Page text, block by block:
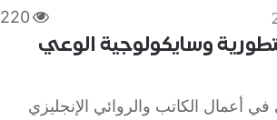
220
وسايكولوجية الوعي
أعمال الكاتب والروائي الإنجليزي